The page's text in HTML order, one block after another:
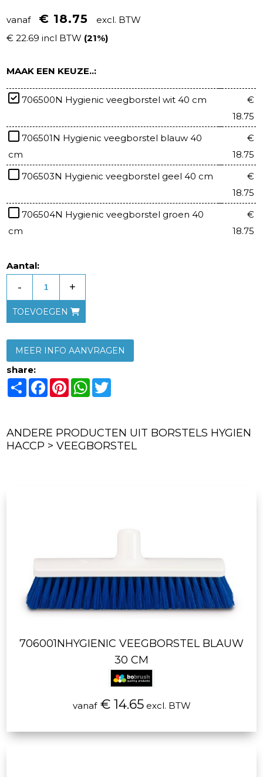
vanaf € 18.75
excl. BTW
€ 22.69 incl BTW (21%)
MAAK EEN KEUZE..:
706500N Hygienic veegborstel wit 40 cm
€
18.75
706501N Hygienic veegborstel blauw 40
cm
€
18.75
706503N Hygienic veegborstel geel 40 cm
€
18.75
706504N Hygienic veegborstel groen 40
cm
€
18.75
Aantal:
- +
TOEVOEGEN
MEER INFO AANVRAGEN
share:
ShareFacebook
PinterestWhatsApp
ANDERE PRODUCTEN UIT BORSTELS HYGIEN
HACCP > VEEGBORSTEL
706001NHYGIENIC VEEGBORSTEL BLAUW
30 CM
vanaf€ 14.65excl. BTW